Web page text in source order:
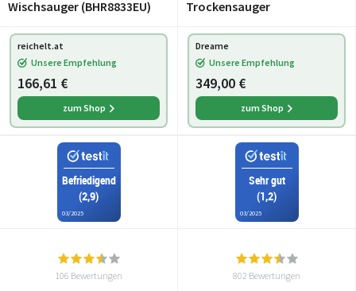
Wischsauger (BHR8833EU)
Trockensauger
reichelt.at
Unsere Empfehlung
166,61 €
zum Shop
Dreame
Unsere Empfehlung
349,00 €
zum Shop
Befriedigend
(2,9)
03/2025
Sehr gut
(1,2)
03/2025
106 Bewertungen 802 Bewertungen